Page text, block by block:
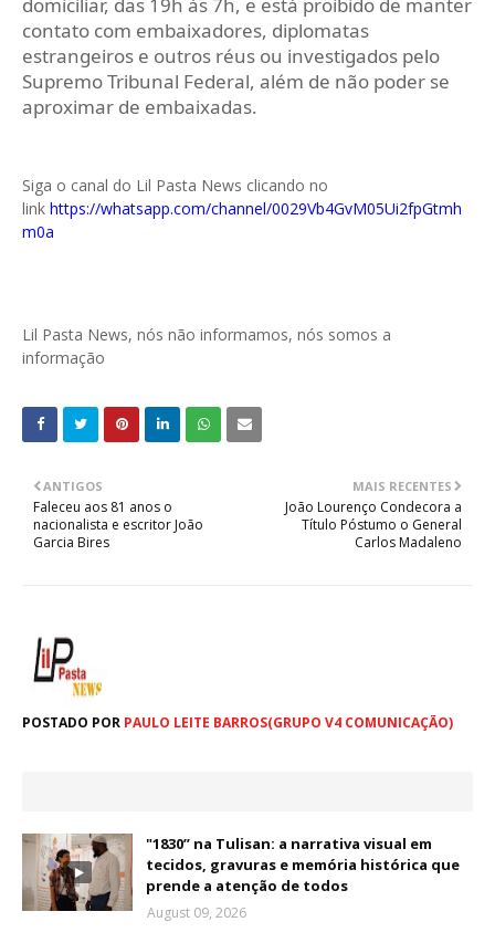
domiciliar, das 19h às 7h, e está proibido de manter
contato com embaixadores, diplomatas
estrangeiros e outros réus ou investigados pelo
Supremo Tribunal Federal, além de não poder se
aproximar de embaixadas.
Siga o canal do Lil Pasta News clicando no
link https://whatsapp.com/channel/0029Vb4GvM05Ui2fpGtmh
m0a
Lil Pasta News, nós não informamos, nós somos a
informação
MAIS RECENTES
João Lourenço Condecora a
Título Póstumo o General
Carlos Madaleno
ANTIGOS
Faleceu aos 81 anos o
nacionalista e escritor João
Garcia Bires
POSTADO POR PAULO LEITE BARROS(GRUPO V4 COMUNICAÇÃO)
"1830” na Tulisan: a narrativa visual em
tecidos, gravuras e memória histórica que
prende a atenção de todos
August 09, 2026